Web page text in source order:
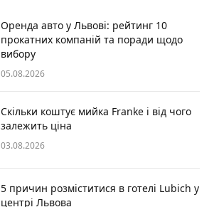
Оренда авто у Львові: рейтинг 10
прокатних компаній та поради щодо
вибору
05.08.2026
Скільки коштує мийка Franke і від чого
залежить ціна
03.08.2026
5 причин розміститися в готелі Lubich у
центрі Львова